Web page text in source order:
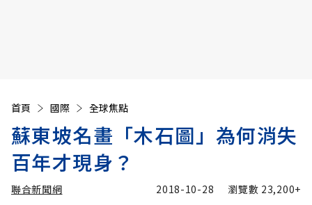
首頁 國際 全球焦點
蘇東坡名畫「木石圖」為何消失
百年才現身？
聯合新聞網 2018-10-28 瀏覽數 23,200+